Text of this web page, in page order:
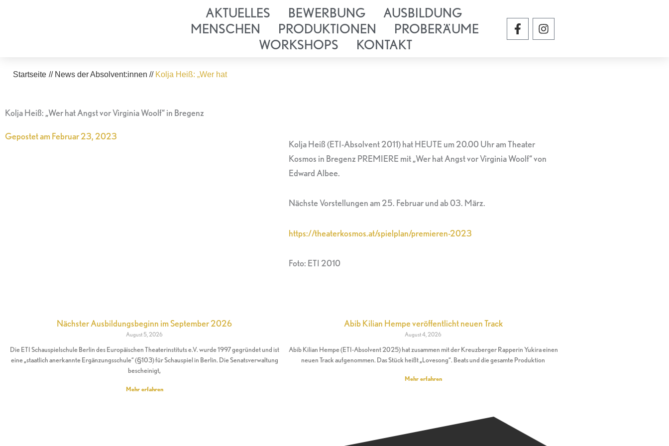
AKTUELLES BEWERBUNG
AUSBILDUNG
MENSCHEN
PRODUKTIONEN
PROBERÄUME
WORKSHOPS
KONTAKT
F
a
c
I
n
s
Startseite // News der Absolvent:innen // Kolja Heiß: „Wer hat
Kolja Heiß: „Wer hat Angst vor Virginia Woolf“ in Bregenz
Gepostet amFebruar 23, 2023
Kolja Heiß (ETI-Absolvent 2011) hat HEUTE um 20.00 Uhr am Theater
Kosmos in Bregenz PREMIERE mit „Wer hat Angst vor Virginia Woolf“ von
Edward Albee.
Nächste Vorstellungen am 25. Februar und ab 03. März.
https://theaterkosmos.at/spielplan/premieren-2023
Foto: ETI 2010
Nächster Ausbildungsbeginn im September 2026
August 5, 2026
Die ETI Schauspielschule Berlin des Europäischen Theaterinstituts e.V. wurde 1997 gegründet und ist
eine „staatlich anerkannte Ergänzungsschule“ (§103) für Schauspiel in Berlin. Die Senatsverwaltung
bescheinigt,
Mehr erfahren
Abib Kilian Hempe veröffentlicht neuen Track
August 4, 2026
Abib Kilian Hempe (ETI-Absolvent 2025) hat zusammen mit der Kreuzberger Rapperin Yukira einen
neuen Track aufgenommen. Das Stück heißt „Lovesong“. Beats und die gesamte Produktion
Mehr erfahren